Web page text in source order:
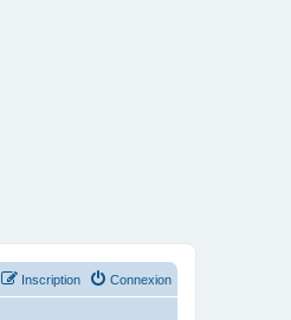
Connexion
Inscription